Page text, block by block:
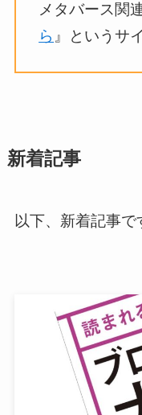
メタバース関
ら 』というサ
新着記事
以下、新着記事で